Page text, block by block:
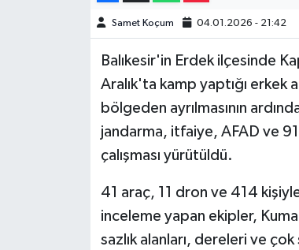
Samet Koçum 04.01.2026 - 21:42
Balıkesir'in Erdek ilçesinde
Aralık'ta kamp yaptığı erkek
bölgeden ayrılmasının
jandarma, itfaiye, AFAD ve
çalışması yürütüldü.
41 araç, 11 dron ve 414
inceleme yapan ekipler,
sazlık alanları, dereleri ve
Yeme-İçme